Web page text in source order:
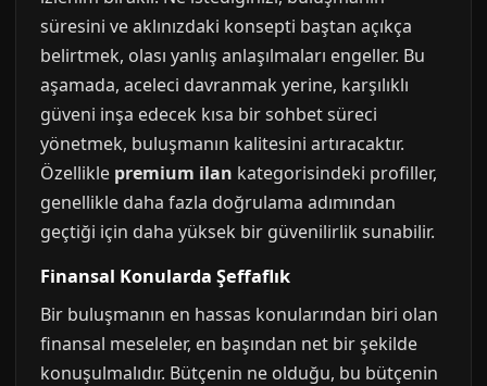
süresini ve aklınızdaki konsepti baştan açıkça
belirtmek, olası yanlış anlaşılmaları engeller. Bu
aşamada, aceleci davranmak yerine, karşılıklı
güveni inşa edecek kısa bir sohbet süreci
yönetmek, buluşmanın kalitesini artıracaktır.
Özellikle premium ilan kategorisindeki profiller,
genellikle daha fazla doğrulama adımından
geçtiği için daha yüksek bir güvenilirlik sunabilir.
Finansal Konularda Şeffaflık
Bir buluşmanın en hassas konularından biri olan
finansal meseleler, en başından net bir şekilde
konuşulmalıdır. Bütçenin ne olduğu, bu bütçenin